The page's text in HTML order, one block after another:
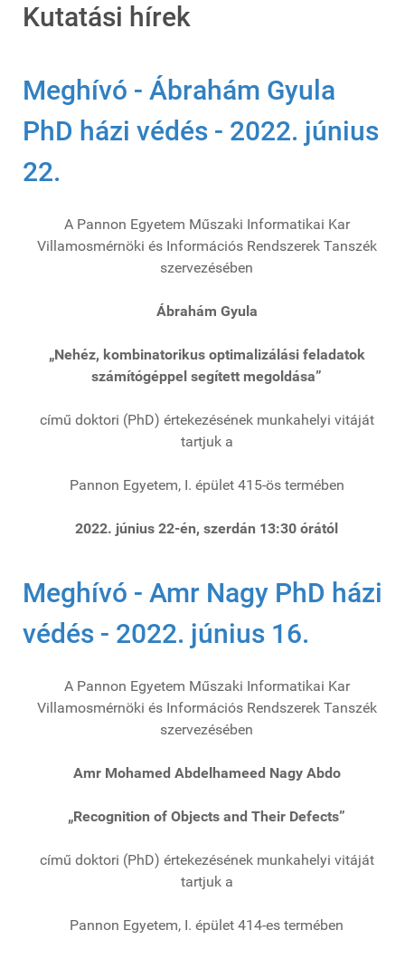
Kutatási hírek
Meghívó - Ábrahám Gyula
PhD házi védés - 2022. június
22.
A Pannon Egyetem Műszaki Informatikai Kar
Villamosmérnöki és Információs Rendszerek Tanszék
szervezésében
Ábrahám Gyula
„Nehéz, kombinatorikus optimalizálási feladatok
számítógéppel segített megoldása”
című doktori (PhD) értekezésének munkahelyi vitáját
tartjuk a
Pannon Egyetem, I. épület 415-ös termében
2022. június 22-én, szerdán 13:30 órától
Meghívó - Amr Nagy PhD házi
védés - 2022. június 16.
A Pannon Egyetem Műszaki Informatikai Kar
Villamosmérnöki és Információs Rendszerek Tanszék
szervezésében
Amr Mohamed Abdelhameed Nagy Abdo
„Recognition of Objects and Their Defects”
című doktori (PhD) értekezésének munkahelyi vitáját
tartjuk a
Pannon Egyetem, I. épület 414-es termében